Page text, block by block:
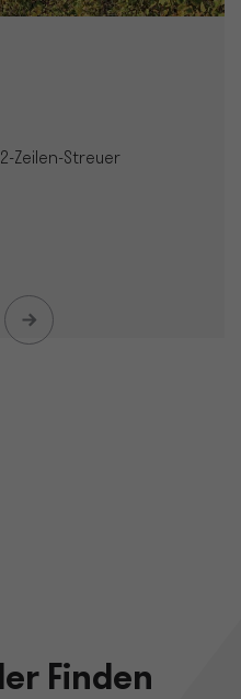
Zeilen-Streuer
Finden